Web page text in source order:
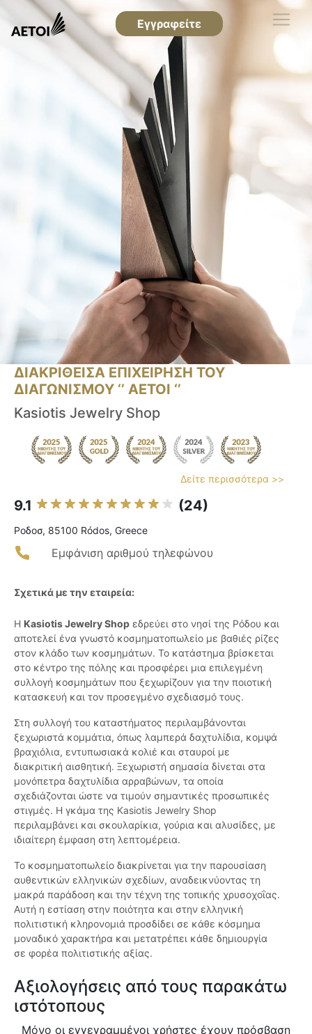
Εγγραφείτε
ΔΙΑΚΡΙΘΕΙΣΑ ΕΠΙΧΕΙΡΗΣΗ ΤΟΥ
ΔΙΑΓΩΝΙΣΜΟΥ ‘’ ΑΕΤΟΙ ‘’
Kasiotis Jewelry Shop
Δείτε περισσότερα >>
9.1 (24)
Ροδοσ, 85100 Ródos, Greece
Εμφάνιση αριθμού τηλεφώνου
Σχετικά με την εταιρεία:
Η Kasiotis Jewelry Shop εδρεύει στο νησί της Ρόδου και
αποτελεί ένα γνωστό κοσμηματοπωλείο με βαθιές ρίζες
στον κλάδο των κοσμημάτων. Το κατάστημα βρίσκεται
στο κέντρο της πόλης και προσφέρει μια επιλεγμένη
συλλογή κοσμημάτων που ξεχωρίζουν για την ποιοτική
κατασκευή και τον προσεγμένο σχεδιασμό τους.
Στη συλλογή του καταστήματος περιλαμβάνονται
ξεχωριστά κομμάτια, όπως λαμπερά δαχτυλίδια, κομψά
βραχιόλια, εντυπωσιακά κολιέ και σταυροί με
διακριτική αισθητική. Ξεχωριστή σημασία δίνεται στα
μονόπετρα δαχτυλίδια αρραβώνων, τα οποία
σχεδιάζονται ώστε να τιμούν σημαντικές προσωπικές
στιγμές. Η γκάμα της Kasiotis Jewelry Shop
περιλαμβάνει και σκουλαρίκια, γούρια και αλυσίδες, με
ιδιαίτερη έμφαση στη λεπτομέρεια.
Το κοσμηματοπωλείο διακρίνεται για την παρουσίαση
αυθεντικών ελληνικών σχεδίων, αναδεικνύοντας τη
μακρά παράδοση και την τέχνη της τοπικής χρυσοχοΐας.
Αυτή η εστίαση στην ποιότητα και στην ελληνική
πολιτιστική κληρονομιά προσδίδει σε κάθε κόσμημα
μοναδικό χαρακτήρα και μετατρέπει κάθε δημιουργία
σε φορέα πολιτιστικής αξίας.
Αξιολογήσεις από τους παρακάτω
ιστότοπους
Μόνο οι εγγεγραμμένοι χρήστες έχουν πρόσβαση